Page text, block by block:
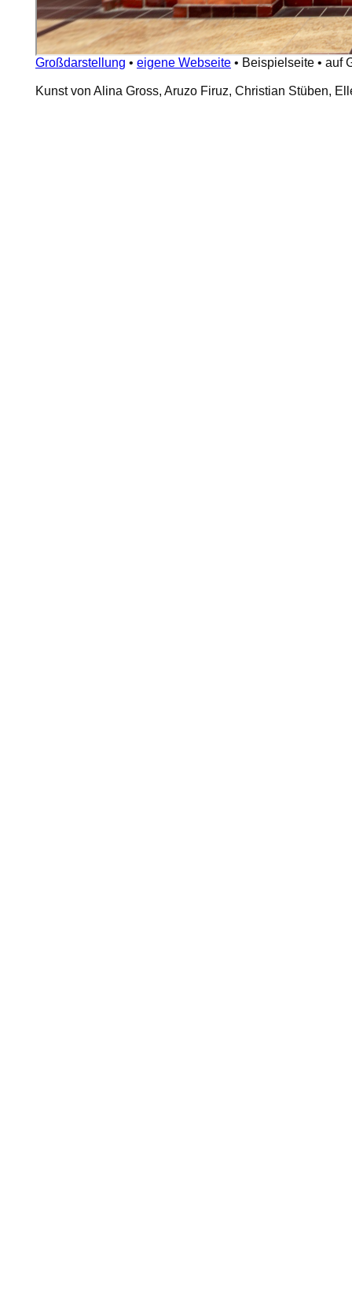
Großdarstellung • eigene Webseite • Beispielseite • auf
Kunst von Alina Gross, Aruzo Firuz, Christian Stüben,